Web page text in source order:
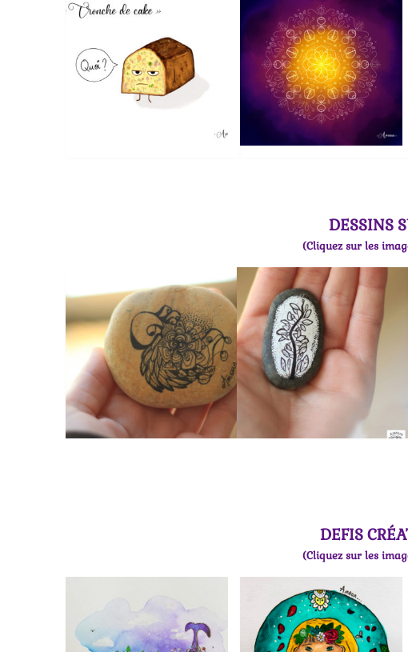
DESSINS
(Cliquez sur les
DEFIS
(Cliquez sur les